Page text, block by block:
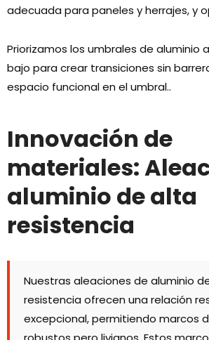
adecuada para paneles y herrajes, y
Priorizamos los umbrales de aluminio
bajo para crear transiciones sin
espacio funcional en el umbral..
Innovación de
materiales:
aluminio de alta
resistencia
Nuestras aleaciones de aluminio
resistencia ofrecen una relación
excepcional, permitiendo marcos